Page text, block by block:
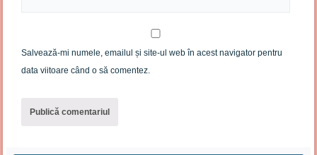
Salvează-mi numele, emailul și site-ul web în acest navigator pentru
data viitoare când o să comentez.